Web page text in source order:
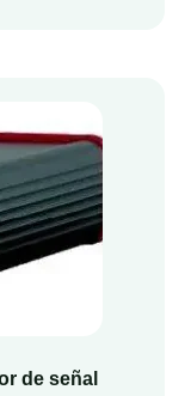
de señal